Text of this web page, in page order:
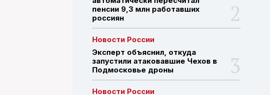
ПОИСК ПО САЙТУ
пенсии 9,3 млн работавших
россиян
Новости России
Эксперт объяснил, откуда
запустили атаковавшие Чехов в
Подмосковье дроны
Новости России